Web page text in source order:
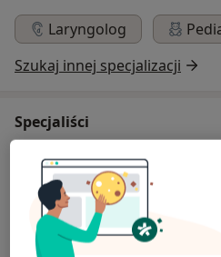
Laryngolog
Szukaj innej specjalizacji
Specjaliści
Lekarz rodzinny
Dorota Ludmiła